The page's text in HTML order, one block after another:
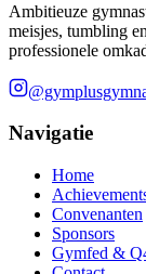
Ambitieuze
meisjes, tumbling
professionele
Navigatie
Home
Convenanten
Sponsors
Gymfed &